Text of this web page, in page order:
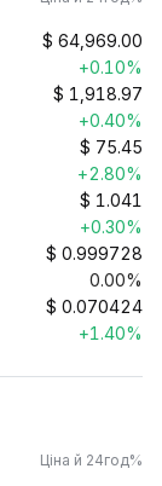
$ 64,969.00
+0.10%
$ 1,918.97
+0.40%
$ 75.45
+2.80%
$ 1.041
+0.30%
$ 0.999728
0.00%
$ 0.070424
+1.40%
Ціна й 24год%